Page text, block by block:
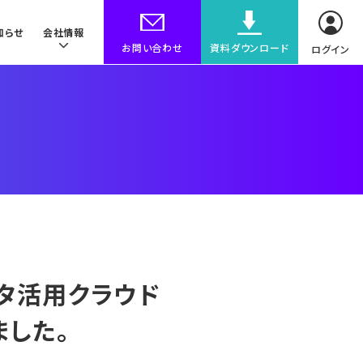
らせ
会社情報
お問い合わせ
資料ダウンロード ログイン
活用クラウド
た。